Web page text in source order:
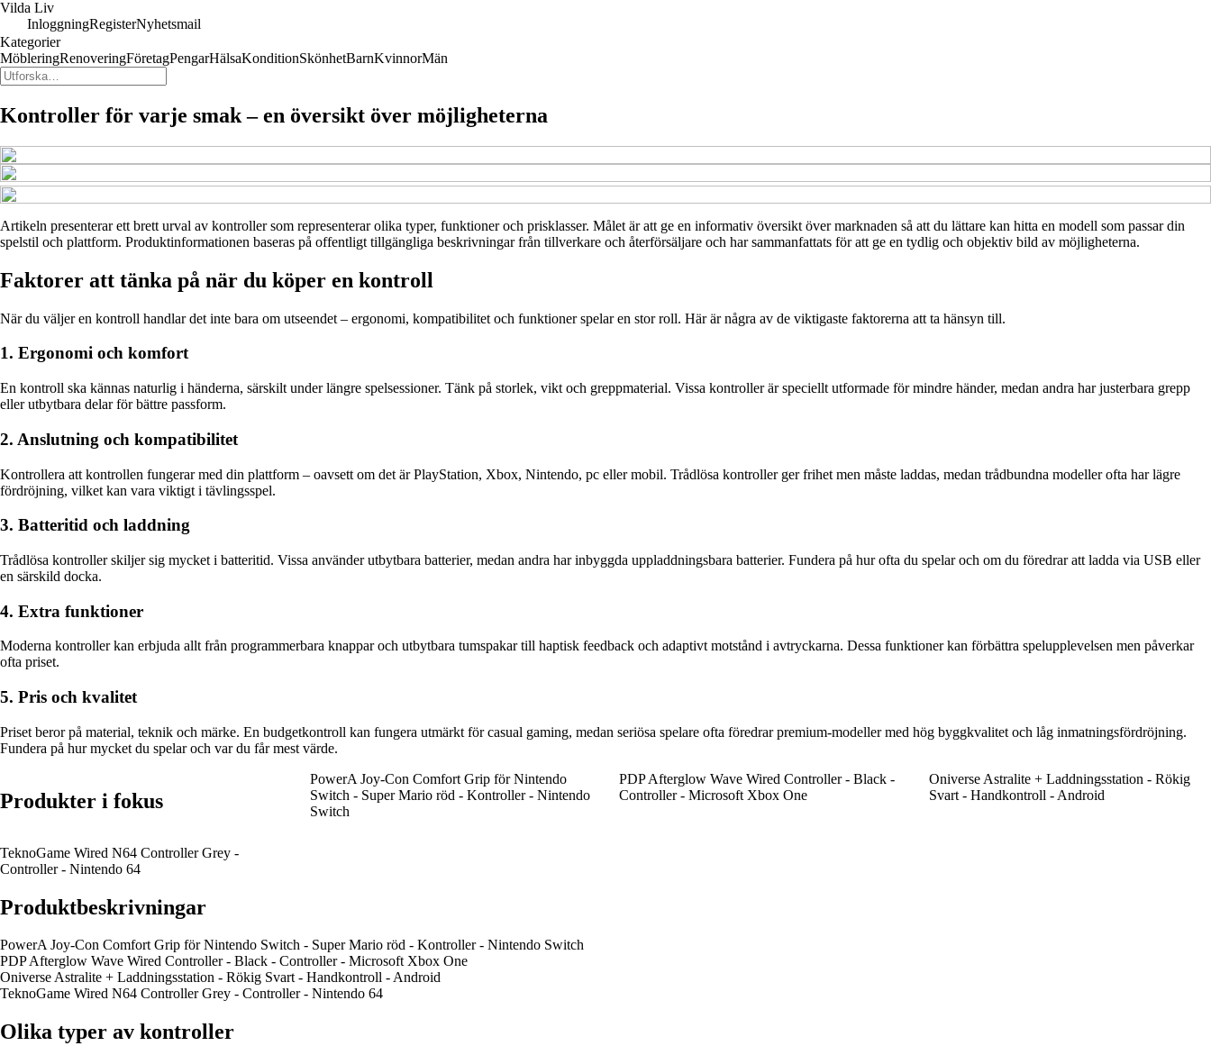
Vilda Liv
InloggningRegisterNyhetsmail
Kategorier
MöbleringRenoveringFöretagPengarHälsaKonditionSkönhetBarnKvinnorMän
Kontroller för varje smak – en översikt över möjligheterna
Artikeln presenterar ett brett urval av kontroller som representerar olika typer, funktioner och prisklasser. Målet är att ge en informativ översikt över marknaden så att du lättare kan hitta en modell som passar din
spelstil och plattform. Produktinformationen baseras på offentligt tillgängliga beskrivningar från tillverkare och återförsäljare och har sammanfattats för att ge en tydlig och objektiv bild av möjligheterna.
Faktorer att tänka på när du köper en kontroll
När du väljer en kontroll handlar det inte bara om utseendet – ergonomi, kompatibilitet och funktioner spelar en stor roll. Här är några av de viktigaste faktorerna att ta hänsyn till.
1. Ergonomi och komfort
En kontroll ska kännas naturlig i händerna, särskilt under längre spelsessioner. Tänk på storlek, vikt och greppmaterial. Vissa kontroller är speciellt utformade för mindre händer, medan andra har justerbara grepp
eller utbytbara delar för bättre passform.
2. Anslutning och kompatibilitet
Kontrollera att kontrollen fungerar med din plattform – oavsett om det är PlayStation, Xbox, Nintendo, pc eller mobil. Trådlösa kontroller ger frihet men måste laddas, medan trådbundna modeller ofta har lägre
fördröjning, vilket kan vara viktigt i tävlingsspel.
3. Batteritid och laddning
Trådlösa kontroller skiljer sig mycket i batteritid. Vissa använder utbytbara batterier, medan andra har inbyggda uppladdningsbara batterier. Fundera på hur ofta du spelar och om du föredrar att ladda via USB eller
en särskild docka.
4. Extra funktioner
Moderna kontroller kan erbjuda allt från programmerbara knappar och utbytbara tumspakar till haptisk feedback och adaptivt motstånd i avtryckarna. Dessa funktioner kan förbättra spelupplevelsen men påverkar
ofta priset.
5. Pris och kvalitet
Priset beror på material, teknik och märke. En budgetkontroll kan fungera utmärkt för casual gaming, medan seriösa spelare ofta föredrar premium-modeller med hög byggkvalitet och låg inmatningsfördröjning.
Fundera på hur mycket du spelar och var du får mest värde.
Produkter i fokus
PowerA Joy-Con Comfort Grip för Nintendo
Switch - Super Mario röd - Kontroller - Nintendo
Switch
PDP Afterglow Wave Wired Controller - Black -
Controller - Microsoft Xbox One
Oniverse Astralite + Laddningsstation - Rökig
Svart - Handkontroll - Android
TeknoGame Wired N64 Controller Grey -
Controller - Nintendo 64
Produktbeskrivningar
PowerA Joy-Con Comfort Grip för Nintendo Switch - Super Mario röd - Kontroller - Nintendo Switch
PDP Afterglow Wave Wired Controller - Black - Controller - Microsoft Xbox One
Oniverse Astralite + Laddningsstation - Rökig Svart - Handkontroll - Android
TeknoGame Wired N64 Controller Grey - Controller - Nintendo 64
Olika typer av kontroller